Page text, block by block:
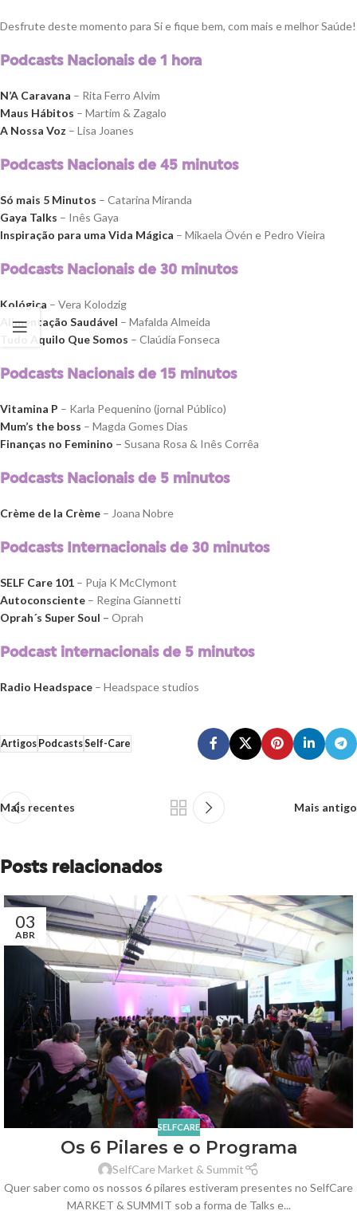
Desfrute deste momento para Si e fique bem, com mais e melhor Saúde!
Podcasts Nacionais de 1 hora
N’A Caravana – Rita Ferro Alvim
Maus Hábitos – Martim & Zagalo
A Nossa Voz – Lisa Joanes
Podcasts Nacionais de 45 minutos
Só mais 5 Minutos – Catarina Miranda
Gaya Talks – Inês Gaya
Inspiração para uma Vida Mágica – Mikaela Övén e Pedro Vieira
Podcasts Nacionais de 30 minutos
Kológica – Vera Kolodzig
Alimentação Saudável – Mafalda Almeida
Tudo Aquilo Que Somos – Claúdia Fonseca
Podcasts Nacionais de 15 minutos
Vitamina P – Karla Pequenino (jornal Público)
Mum’s the boss – Magda Gomes Dias
Finanças no Feminino – Susana Rosa & Inês Corrêa
Podcasts Nacionais de 5 minutos
Crème de la Crème – Joana Nobre
Podcasts Internacionais de 30 minutos
SELF Care 101 – Puja K McClymont
Autoconsciente – Regina Giannetti
Oprah´s Super Soul – Oprah
Podcast internacionais de 5 minutos
Radio Headspace – Headspace studios
ArtigosPodcastsSelf-Care
Mais recentes Mais antigo
Posts relacionados
03
ABR
SELFCARE
Os 6 Pilares e o Programa
SelfCare Market & Summit
Quer saber como os nossos 6 pilares estiveram presentes no SelfCare
MARKET & SUMMIT sob a forma de Talks e...